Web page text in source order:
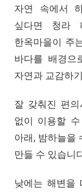
자연 속에서
싶다면 청라
한옥마을이 주
바다를 배경
자연과 교감하
잘 갖춰진 편
없이 이용할
아래, 밤하늘을
만들 수 있습니
낮에는 해변을